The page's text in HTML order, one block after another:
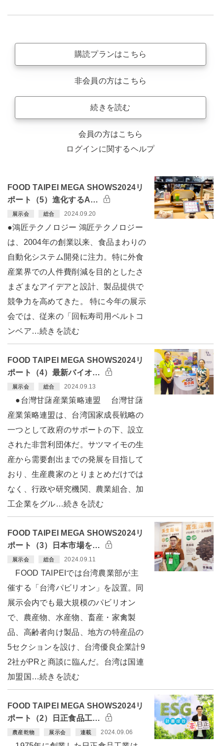
購読プランはこちら
非会員の方はこちら
続きを読む
会員の方はこちら
ログインに関するヘルプ
FOOD TAIPEI MEGA SHOWS2024リ
ポート（5）進化するA…
展示会 総合 2024.09.20
●鴻匠テクノロジー 鴻匠テクノロジー
は、2004年の創業以来、食品まわりの
自動化システム開発に注力。特に外食
産業界での人件費削減を目的としたさ
まざまなアイデアと設計、製品提供で
競争力を高めてきた。 特に今年の展示
会では、従来の「回転寿司用ベルトコ
ンベア…続きを読む
FOOD TAIPEI MEGA SHOWS2024リ
ポート（4）最新バイオ…
展示会 総合 2024.09.13
●台灣甘藷産業策略連盟 台灣甘藷
産業策略連盟は、台湾国家成長戦略の
一つとして政府のサポートの下、設立
された非営利団体だ。サツマイモの生
産から需要創出までの発展を目指して
おり、生産農家のとりまとめだけでは
なく、行政や研究機関、農業組合、加
工企業をグル…続きを読む
FOOD TAIPEI MEGA SHOWS2024リ
ポート（3）日本市場を…
展示会 総合 2024.09.11
FOOD TAIPEIでは台湾農業部が主
催する「台湾パビリオン」を設置。同
展示会内でも最大規模のパビリオン
で、農産物、水産物、畜産・家禽製
品、高齢者向け製品、地方の特産品の
5セクションを設け、台湾優良企業計9
2社がPRと商談に臨んだ。台湾は国連
加盟国…続きを読む
FOOD TAIPEI MEGA SHOWS2024リ
ポート（2）日正食品工…
農産乾物 展示会 連載 2024.09.06